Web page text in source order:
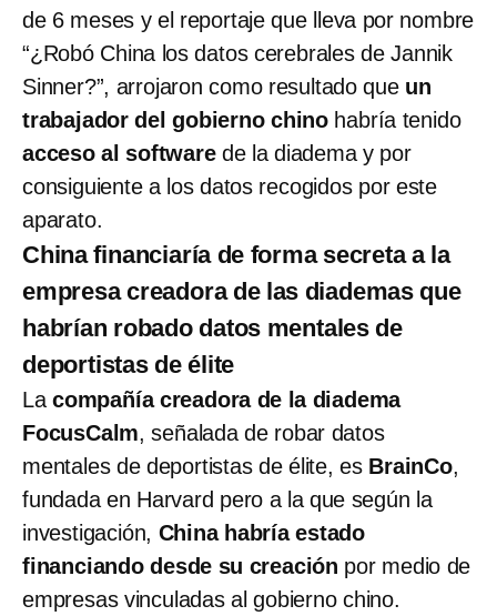
de 6 meses y el reportaje que lleva por nombre
“¿Robó China los datos cerebrales de Jannik
Sinner?”, arrojaron como resultado que un
trabajador del gobierno chino habría tenido
acceso al software de la diadema y por
consiguiente a los datos recogidos por este
aparato.
China financiaría de forma secreta a la
empresa creadora de las diademas que
habrían robado datos mentales de
deportistas de élite
La compañía creadora de la diadema
FocusCalm, señalada de robar datos
mentales de deportistas de élite, es BrainCo,
fundada en Harvard pero a la que según la
investigación, China habría estado
financiando desde su creación por medio de
empresas vinculadas al gobierno chino.